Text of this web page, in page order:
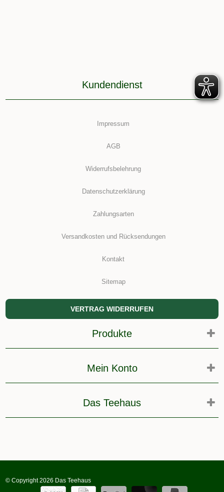
Kundendienst
Impressum
AGB
Widerrufsbelehrung
Datenschutzerklärung
Zahlungsarten
Versandkosten und Rücksendungen
Kontakt
Sitemap
VERTRAG WIDERRUFEN
Produkte
Mein Konto
Das Teehaus
© Copyright 2026 Das Teehaus